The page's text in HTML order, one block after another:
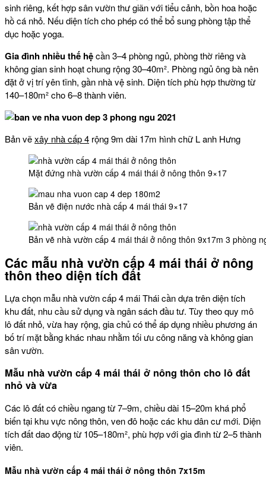
sinh riêng, kết hợp sân vườn thư giãn với tiểu cảnh, bồn hoa hoặc
hồ cá nhỏ. Nếu diện tích cho phép có thể bổ sung phòng tập thể
dục hoặc yoga.
Gia đình nhiều thế hệcần 3–4 phòng ngủ, phòng thờ riêng và
không gian sinh hoạt chung rộng 30–40m². Phòng ngủ ông bà nên
đặt ở vị trí yên tĩnh, gần nhà vệ sinh. Diện tích phù hợp thường từ
140–180m² cho 6–8 thành viên.
Bản vẽxây nhà cấp 4 rộng 9m dài 17m hình chữ L anh Hưng
Mặt đứng nhà vườn cấp 4 mái thái ở nông thôn 9×17
Bản vẽ điện nước nhà cấp 4 mái thái 9×17
Bản vẽ nhà vườn cấp 4 mái thái ở nông thôn 9x17m 3 phòng
Các mẫu nhà vườn cấp 4 mái thái ở nông
thôn theo diện tích đất
Lựa chọn mẫu nhà vườn cấp 4 mái Thái cần dựa trên diện tích
khu đất, nhu cầu sử dụng và ngân sách đầu tư. Tùy theo quy mô
lô đất nhỏ, vừa hay rộng, gia chủ có thể áp dụng nhiều phương án
bố trí mặt bằng khác nhau nhằm tối ưu công năng và không gian
sân vườn.
Mẫu nhà vườn cấp 4 mái thái ở nông thôn cho lô đất
nhỏ và vừa
Các lô đất có chiều ngang từ 7–9m, chiều dài 15–20m khá phổ
biến tại khu vực nông thôn, ven đô hoặc các khu dân cư mới. Diện
tích đất dao động từ 105–180m², phù hợp với gia đình từ 2–5 thành
viên.
Mẫu nhà vườn cấp 4 mái thái ở nông thôn 7x15m